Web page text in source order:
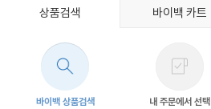
상품검색 바이백 카트
바이백 상품검색 내 주문에서 선택